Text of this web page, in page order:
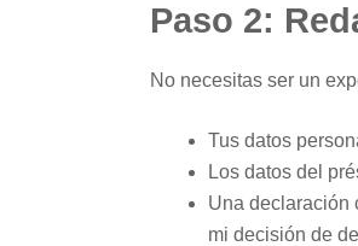
Paso 2:
No necesitas ser un
Tus datos
Los datos del
Una declaración
mi decisión de